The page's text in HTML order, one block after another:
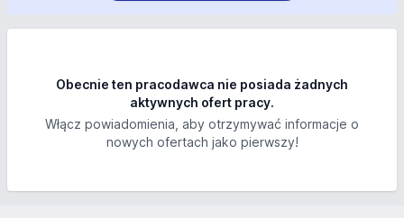
Obecnie ten pracodawca nie posiada żadnych
aktywnych ofert pracy.
Włącz powiadomienia, aby otrzymywać informacje o
nowych ofertach jako pierwszy!